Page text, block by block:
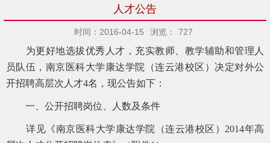
人才公告
时间：2016-04-15 浏览： 727
为更好地选拔优秀人才，充实教师、教学辅助和管理人
员队伍，南京医科大学康达学院（连云港校区）决定对外公
开招聘高层次人才4名，现公告如下：
一、公开招聘岗位、人数及条件
详见《南京医科大学康达学院（连云港校区）2014年高